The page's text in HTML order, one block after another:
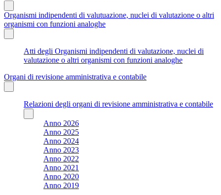
Organismi indipendenti di valutuazione, nuclei di valutazione o altri
organismi con funzioni analoghe
Atti degli Organismi indipendenti di valutazione, nuclei di
valutazione o altri organismi con funzioni analoghe
Organi di revisione amministrativa e contabile
Relazioni degli organi di revisione amministrativa e contabile
Anno 2026
Anno 2025
Anno 2024
Anno 2023
Anno 2022
Anno 2021
Anno 2020
Anno 2019